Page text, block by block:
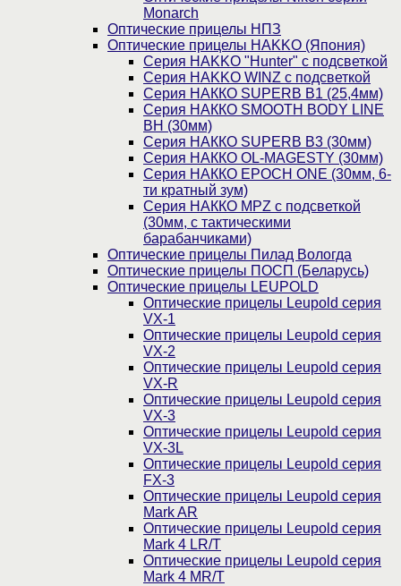
Monarch
Оптические прицелы НПЗ
Оптические прицелы HAKKO (Япония)
Cерия HAKKO "Hunter" с подсветкой
Серия НAKKO WINZ с подсветкой
Серия НАККО SUPERB B1 (25,4мм)
Серия НАККО SMOOTH BODY LINE
BH (30мм)
Серия НАККО SUPERB B3 (30мм)
Серия НАККО OL-MAGESTY (30мм)
Серия НАККО EPOCH ONE (30мм, 6-
ти кратный зум)
Серия НАККО MPZ с подсветкой
(30мм, c тактическими
барабанчиками)
Оптические прицелы Пилад Вологда
Оптические прицелы ПОСП (Беларусь)
Оптические прицелы LEUPOLD
Оптические прицелы Leupold серия
VX-1
Оптические прицелы Leupold серия
VX-2
Оптические прицелы Leupold серия
VX-R
Оптические прицелы Leupold серия
VX-3
Оптические прицелы Leupold серия
VX-3L
Оптические прицелы Leupold серия
FX-3
Оптические прицелы Leupold серия
Mark AR
Оптические прицелы Leupold серия
Mark 4 LR/T
Оптические прицелы Leupold серия
Mark 4 MR/T